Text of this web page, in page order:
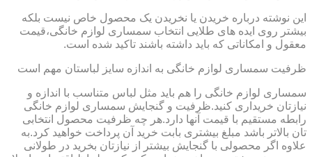
این نوشته درباره خریدن یا نخریدن یک محصول خاص نیست بلکه
بیشتر روی ایده های طلایی انتخاب سمساری لوازم خانگی،قیمت
معقول و امکاناتی که باید داشته باشند تاکید شده است.
ظرفیت سمساری لوازم خانگی به اندازه سایز لباستان مهم است
سمساری لوازم خانگی را هم باید مثل لباس متناسب با اندازه و
نیازتان خریداری کنید.ظرفیت و گنجایش سمساری لوازم خانگی
رابطه مستقیم با قیمت آنها دارد.هر چه ظرفیت محصول انتخابی
تان بالاتر باشد مبلغ بیشتری بابت خرید آن پرداخت خواهید کرد.به
علاوه اگر محصولی با گنجایش بیشتر از نیازتان بخرید در طولانی